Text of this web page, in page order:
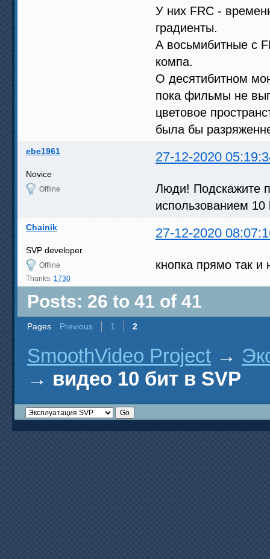
У них FRC -
градиенты.
А восьмибитные с
компа.
О десятибитном
пока фильмы не
цветовое
была бы
ebe1961 27-12-2020
Novice
Offline
Люди! Подскажите
использованием 10
Chainik 27-12-2020
SVP developer
Offline
Thanks: 1730
кнопка прямо так и
Posts: 26 to 41 of 41
Pages Previous 1 2
SmoothVideo Project →
→ видео 10 бит в SVP